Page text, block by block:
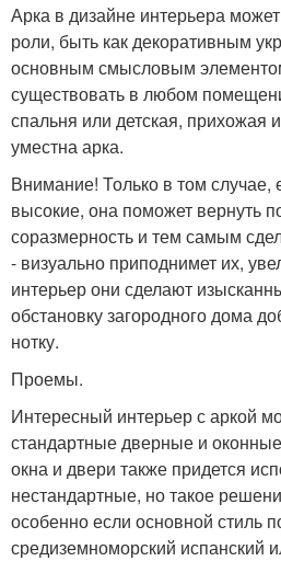
Арка в дизайне интерьера
роли, быть как декоративным
основным смысловым
существовать в любом
спальня или детская, прихожая
уместна арка.
Внимание! Только в том случае,
высокие, она поможет вернуть
соразмерность и тем самым
- визуально приподнимет их,
интерьер они сделают
обстановку загородного дома
нотку.
Проемы.
Интересный интерьер с аркой
стандартные дверные и
окна и двери также придется
нестандартные, но такое
особенно если основной стиль
средиземноморский испанский